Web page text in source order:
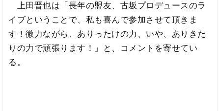
上田晋也は「長年の盟友、古坂プロデュースのラ
イブということで、私も喜んで参加させて頂きま
す！微力ながら、ありったけの力、いや、ありきた
りの力で頑張ります！」と、コメントを寄せてい
る。